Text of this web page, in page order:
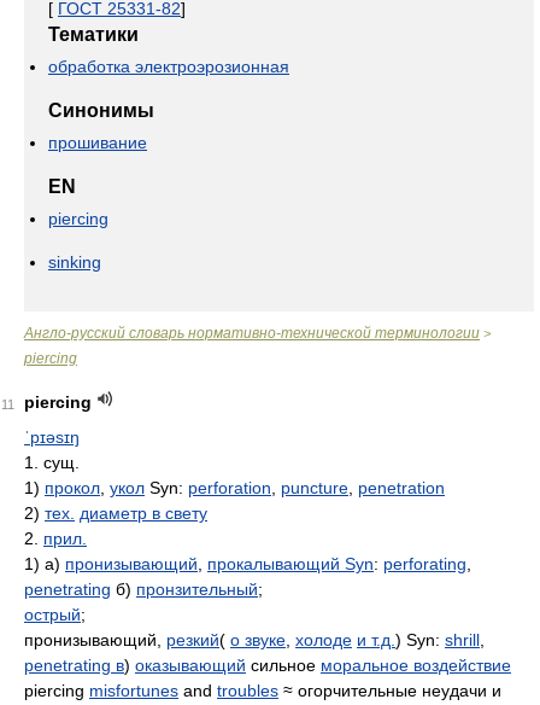
[ ГОСТ 25331-82]
Тематики
обработка электроэрозионная
Синонимы
прошивание
EN
piercing
sinking
Англо-русский словарь нормативно-технической терминологии >
piercing
11
piercing
ˈpɪəsɪŋ
1. сущ.
1) прокол укол Syn: perforation puncture penetration
2) тех. диаметр в свету
2. прил.
1) а) пронизывающий прокалывающий Syn: perforating
penetrating б) пронзительный;
острый;
пронизывающий, резкий( о звуке холоде и т.д. ) Syn: shrill
penetrating в) оказывающий сильное моральное воздействие
piercing misfortunes and troubles ≈ огорчительные неудачи и